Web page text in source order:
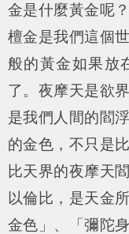
金是什麼黃金呢
檀金是我們這個
般的黃金如果放
了。夜摩天是欲
是我們人間的閻
的金色，不只是
比天界的夜摩天
以倫比，是天金
金色」、「彌陀